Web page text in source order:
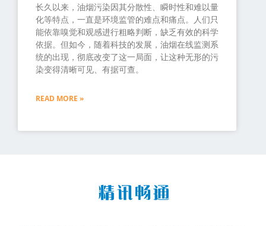
长久以来，油烟污染因其分散性、瞬时性和难以量
化等特点，一直是环境监管的难点和痛点。人们只
能依靠嗅觉和观感进行粗略判断，缺乏有效的科学
依据。但如今，随着科技的发展，油烟在线监测系
统的出现，彻底改变了这一局面，让这种无形的污
染变得清晰可见、有据可查。
READ MORE »